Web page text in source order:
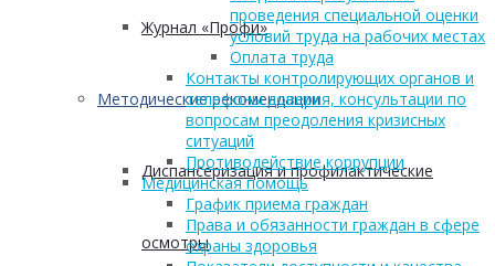
Журнал «Профи»
Методические рекомендации
Диспансеризация и профилактические
осмотры
проведения специальной оценки
условий труда на рабочих местах
Оплата труда
Контакты контролирующих органов и
телефоны доверия, консультации по
вопросам преодоления кризисных
ситуаций
Противодействие коррупции
Медицинская помощь
График приема граждан
Права и обязанности граждан в сфере
охраны здоровья